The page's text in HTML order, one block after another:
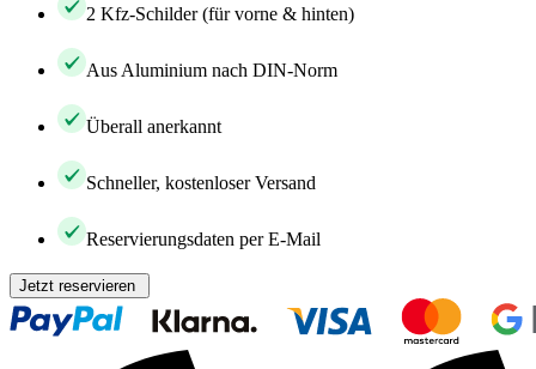
2 Kfz-Schilder (für vorne & hinten)
Aus Aluminium nach DIN-Norm
Überall anerkannt
Schneller, kostenloser Versand
Reservierungsdaten per E-Mail
Jetzt reservieren